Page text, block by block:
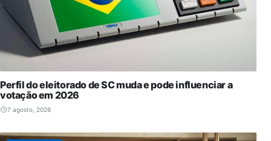
Perfil do eleitorado de SC muda e pode influenciar a
votação em 2026
7 agosto, 2026